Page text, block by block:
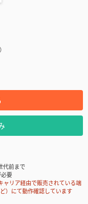
代前まで
要
リア経由で販売されている端
）にて動作確認しています